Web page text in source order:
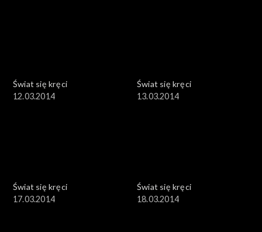
Świat się kręci
12.03.2014
Świat się kręci
13.03.2014
Świat się kręci
17.03.2014
Świat się kręci
18.03.2014